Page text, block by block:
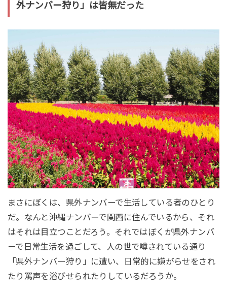
外ナンバー狩り」は皆無だった
まさにぼくは、県外ナンバーで生活している者のひとり
だ。なんと沖縄ナンバーで関西に住んでいるから、それ
はそれは目立つことだろう。それではぼくが県外ナンバ
ーで日常生活を過ごして、人の世で噂されている通り
「県外ナンバー狩り」に遭い、日常的に嫌がらせをされ
たり罵声を浴びせられたりしているだろうか。